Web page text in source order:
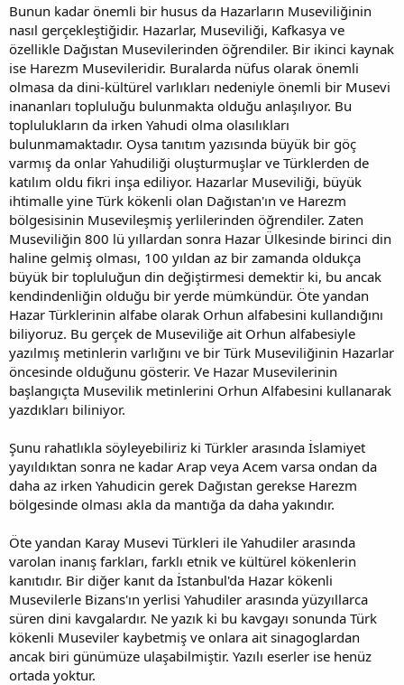
Bunun kadar önemli bir husus da Hazarların Museviliğinin
nasıl gerçekleştiğidir. Hazarlar, Museviliği, Kafkasya ve
özellikle Dağıstan Musevilerinden öğrendiler. Bir ikinci kaynak
ise Harezm Musevileridir. Buralarda nüfus olarak önemli
olmasa da dini-kültürel varlıkları nedeniyle önemli bir Musevi
inananları topluluğu bulunmakta olduğu anlaşılıyor. Bu
toplulukların da irken Yahudi olma olasılıkları
bulunmamaktadır. Oysa tanıtım yazısında büyük bir göç
varmış da onlar Yahudiliği oluşturmuşlar ve Türklerden de
katılım oldu fikri inşa ediliyor. Hazarlar Museviliği, büyük
ihtimalle yine Türk kökenli olan Dağıstan'ın ve Harezm
bölgesisinin Musevileşmiş yerlilerinden öğrendiler. Zaten
Museviliğin 800 lü yıllardan sonra Hazar Ülkesinde birinci din
haline gelmiş olması, 100 yıldan az bir zamanda oldukça
büyük bir topluluğun din değiştirmesi demektir ki, bu ancak
kendindenliğin olduğu bir yerde mümkündür. Öte yandan
Hazar Türklerinin alfabe olarak Orhun alfabesini kullandığını
biliyoruz. Bu gerçek de Museviliğe ait Orhun alfabesiyle
yazılmış metinlerin varlığını ve bir Türk Museviliğinin Hazarlar
öncesinde olduğunu gösterir. Ve Hazar Musevilerinin
başlangıçta Musevilik metinlerini Orhun Alfabesini kullanarak
yazdıkları biliniyor.
Şunu rahatlıkla söyleyebiliriz ki Türkler arasında İslamiyet
yayıldıktan sonra ne kadar Arap veya Acem varsa ondan da
daha az irken Yahudicin gerek Dağıstan gerekse Harezm
bölgesinde olması akla da mantığa da daha yakındır.
Öte yandan Karay Musevi Türkleri ile Yahudiler arasında
varolan inanış farkları, farklı etnik ve kültürel kökenlerin
kanıtıdır. Bir diğer kanıt da İstanbul'da Hazar kökenli
Musevilerle Bizans'ın yerlisi Yahudiler arasında yüzyıllarca
süren dini kavgalardır. Ne yazık ki bu kavgayı sonunda Türk
kökenli Museviler kaybetmiş ve onlara ait sinagoglardan
ancak biri günümüze ulaşabilmiştir. Yazılı eserler ise henüz
ortada yoktur.